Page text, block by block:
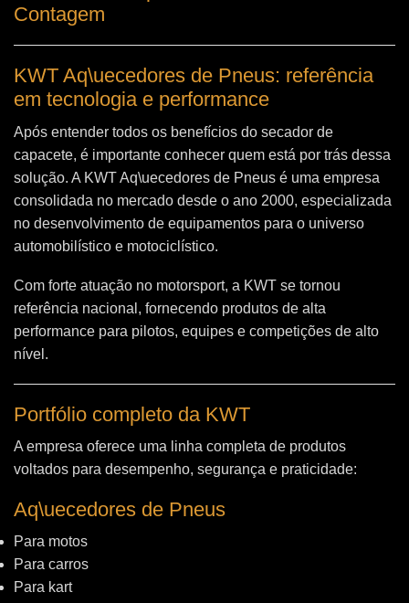
Contagem
KWT Aq\uecedores de Pneus: referência
em tecnologia e performance
Após entender todos os benefícios do secador de
capacete, é importante conhecer quem está por trás dessa
solução. A KWT Aq\uecedores de Pneus é uma empresa
consolidada no mercado desde o ano 2000, especializada
no desenvolvimento de equipamentos para o universo
automobilístico e motociclístico.
Com forte atuação no motorsport, a KWT se tornou
referência nacional, fornecendo produtos de alta
performance para pilotos, equipes e competições de alto
nível.
Portfólio completo da KWT
A empresa oferece uma linha completa de produtos
voltados para desempenho, segurança e praticidade:
Aq\uecedores de Pneus
Para motos
Para carros
Para kart